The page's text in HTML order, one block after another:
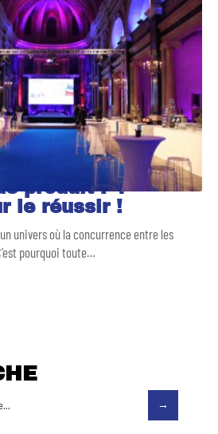
produit : 4
le réussir !
un univers où la concurrence entre les
pourquoi toute…